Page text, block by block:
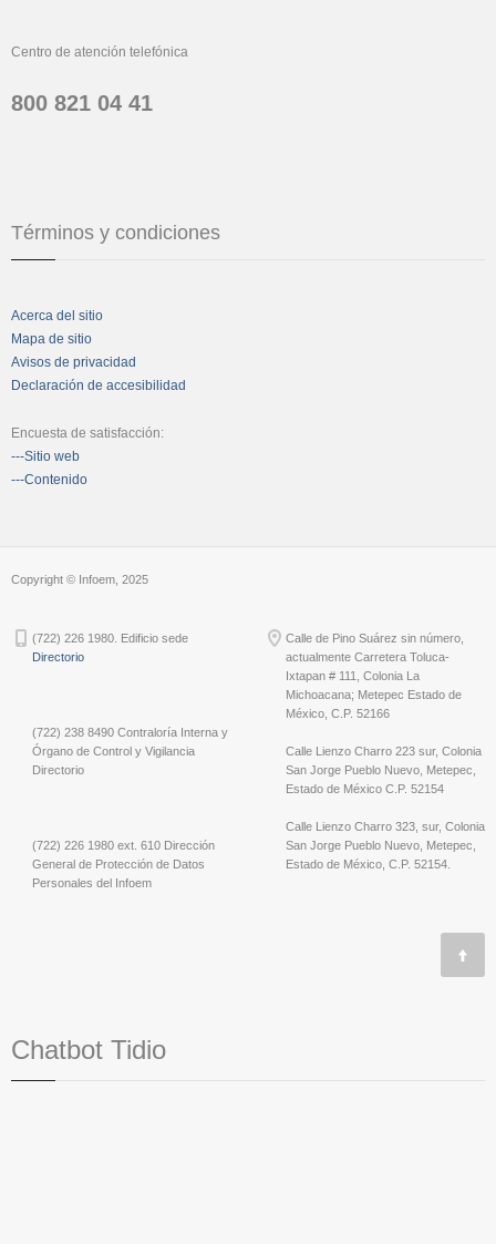
Centro de atención telefónica
800 821 04 41
Términos y condiciones
Acerca del sitio
Mapa de sitio
Avisos de privacidad
Declaración de accesibilidad
Encuesta de satisfacción:
---Sitio web
---Contenido
Copyright © Infoem, 2025
(722) 226 1980. Edificio sede
Directorio
(722) 238 8490 Contraloría Interna y
Órgano de Control y Vigilancia
Directorio
(722) 226 1980 ext. 610 Dirección
General de Protección de Datos
Personales del Infoem
Calle de Pino Suárez sin número,
actualmente Carretera Toluca-
Ixtapan # 111, Colonia La
Michoacana; Metepec Estado de
México, C.P. 52166
Calle Lienzo Charro 223 sur, Colonia
San Jorge Pueblo Nuevo, Metepec,
Estado de México C.P. 52154
Calle Lienzo Charro 323, sur, Colonia
San Jorge Pueblo Nuevo, Metepec,
Estado de México, C.P. 52154.
Chatbot Tidio